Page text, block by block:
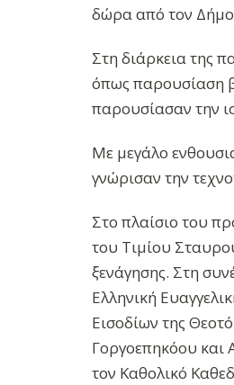
δώρα από τον Δήμο
Στη διάρκεια της
όπως παρουσίαση
παρουσίασαν την
Με μεγάλο
γνώρισαν την
Στο πλαίσιο του
του Τιμίου
ξενάγησης. Στη
Ελληνική
Εισοδίων της
Γοργοεπηκόου και
τον Καθολικό